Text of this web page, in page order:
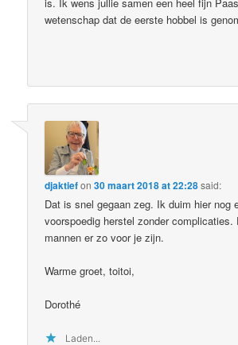
wetenschap dat de eerste hobbel is
djaktiefon30 maart 2018 at 22:28said:
Dat is snel gegaan zeg. Ik duim hier nog
voorspoedig herstel zonder complicaties.
mannen er zo voor je zijn.
Warme groet, toitoi,
Dorothé
Laden...